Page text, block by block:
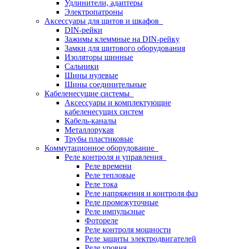
Удлинители, адаптеры
Электропатроны
Аксессуары для щитов и шкафов
DIN-рейки
Зажимы клеммные на DIN-рейку
Замки для щитового оборудования
Изоляторы шинные
Сальники
Шины нулевые
Шины соединительные
Кабеленесущие системы
Аксессуары и комплектующие
кабеленесущих систем
Кабель-каналы
Металлорукав
Трубы пластиковые
Коммутационное оборудование
Реле контроля и управления
Реле времени
Реле тепловые
Реле тока
Реле напряжения и контроля фаз
Реле промежуточные
Реле импульсные
Фотореле
Реле контроля мощности
Реле защиты электродвигателей